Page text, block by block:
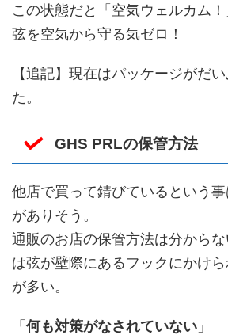
この状態だと「空気ウェルカム！
弦を空気から守る気ゼロ！
【追記】現在はパッケージがだ
た。
GHS PRLの保管方法
他店で買って錆びているという
がありそう。
通販のお店の保管方法は分から
は弦が壁際にあるフックにかけ
が多い。
「何も対策がなされていない 」